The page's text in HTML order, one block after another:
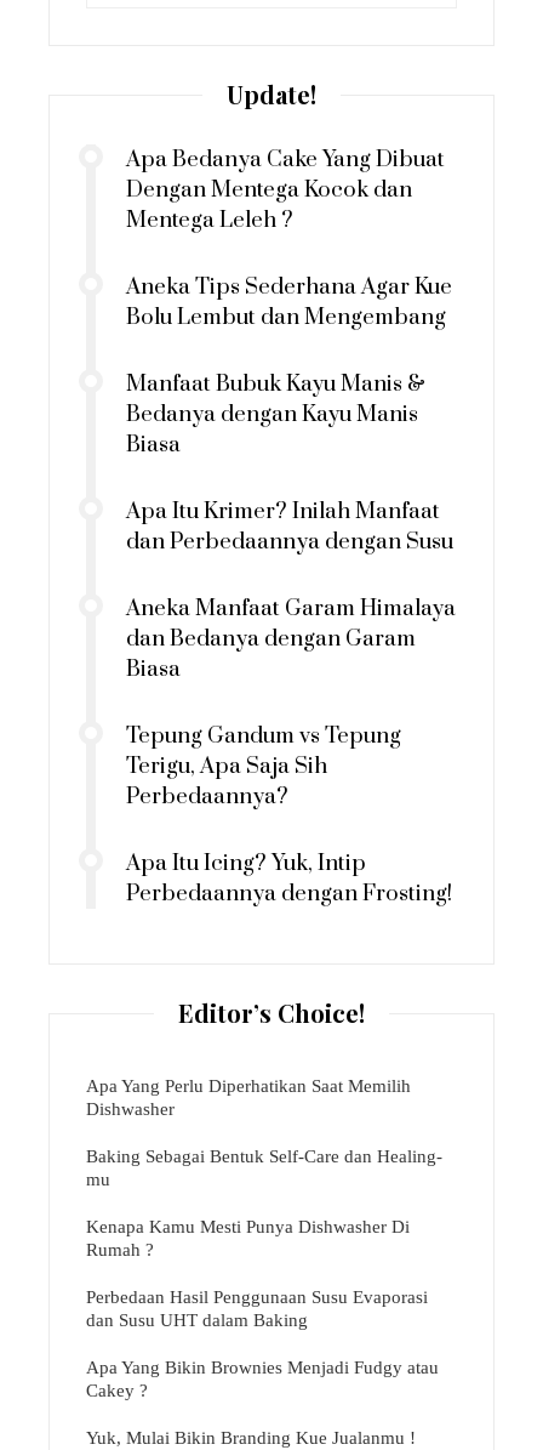
Update!
Apa Bedanya Cake Yang Dibuat
Dengan Mentega Kocok dan
Mentega Leleh ?
Aneka Tips Sederhana Agar Kue
Bolu Lembut dan Mengembang
Manfaat Bubuk Kayu Manis &
Bedanya dengan Kayu Manis
Biasa
Apa Itu Krimer? Inilah Manfaat
dan Perbedaannya dengan Susu
Aneka Manfaat Garam Himalaya
dan Bedanya dengan Garam
Biasa
Tepung Gandum vs Tepung
Terigu, Apa Saja Sih
Perbedaannya?
Apa Itu Icing? Yuk, Intip
Perbedaannya dengan Frosting!
Editor’s Choice!
Apa Yang Perlu Diperhatikan Saat Memilih
Dishwasher
Baking Sebagai Bentuk Self-Care dan Healing-
mu
Kenapa Kamu Mesti Punya Dishwasher Di
Rumah ?
Perbedaan Hasil Penggunaan Susu Evaporasi
dan Susu UHT dalam Baking
Apa Yang Bikin Brownies Menjadi Fudgy atau
Cakey ?
Yuk, Mulai Bikin Branding Kue Jualanmu !